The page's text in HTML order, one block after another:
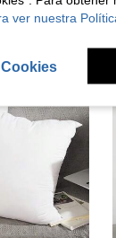
ver nuestra